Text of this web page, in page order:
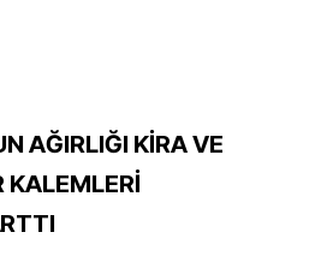
AĞIRLIĞI KİRA VE
KALEMLERİ